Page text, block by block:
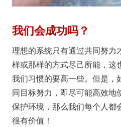
我们会成功吗？
理想的系统只有通过共同努力
样或那样的方式尽己所能，这
我们习惯的要高一些。但是，
同目标努力，即尽可能高效地
保护环境，那么我们每个人都
很有价值！